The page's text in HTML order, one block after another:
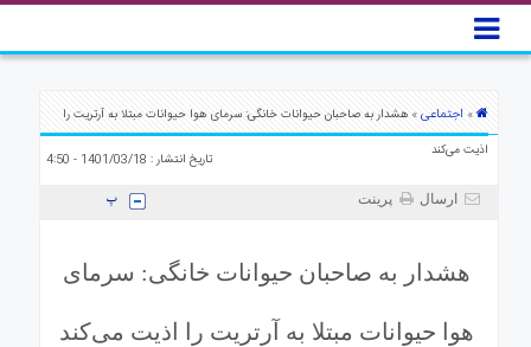
پادکست
» اجتماعی» هشدار به صاحبان حیوانات خانگی: سرمای هوا حیوانات مبتلا به آرتریت را
اذیت می‌کند
تاریخ انتشار : 1401/03/18 - 4:50
ارسال پرینت
هشدار به صاحبان حیوانات خانگی: سرمای
هوا حیوانات مبتلا به آرتریت را اذیت می‌کند